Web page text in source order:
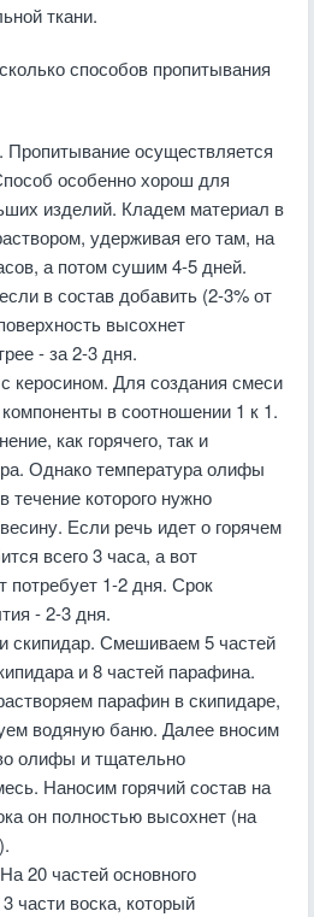
ткани.
способов пропитывания
Пропитывание осуществляется
особенно хорош для
изделий. Кладем материал в
удерживая его там, на
а потом сушим 4-5 дней.
в состав добавить (2-3% от
высохнет
- за 2-3 дня.
керосином. Для создания смеси
в соотношении 1 к 1.
как горячего, так и
Однако температура олифы
течение которого нужно
Если речь идет о горячем
всего 3 часа, а вот
потребует 1-2 дня. Срок
- 2-3 дня.
скипидар. Смешиваем 5 частей
и 8 частей парафина.
парафин в скипидаре,
водяную баню. Далее вносим
олифы и тщательно
Наносим горячий состав на
он полностью высохнет (на
20 частей основного
части воска, который